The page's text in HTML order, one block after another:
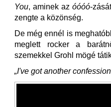
You, aminek az óóóó-
zengte a közönség.
De még ennél is
meglett rocker a
szemekkel Grohl mögé
„I've got another